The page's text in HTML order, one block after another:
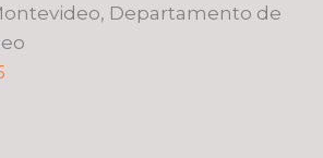
Departamento de